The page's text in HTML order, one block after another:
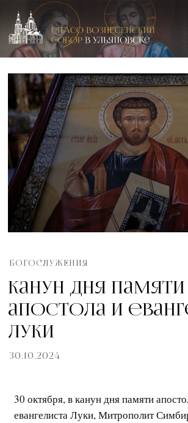
Спасо-Вознесенский кафедральный
БОГОСЛУЖЕНИЯ
Канун дня памяти
апостола и
Луки
30.10.2024
30 октября, в канун дня памяти
евангелиста Луки, Митрополит